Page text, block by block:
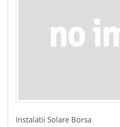
Instalatii Solare Borsa